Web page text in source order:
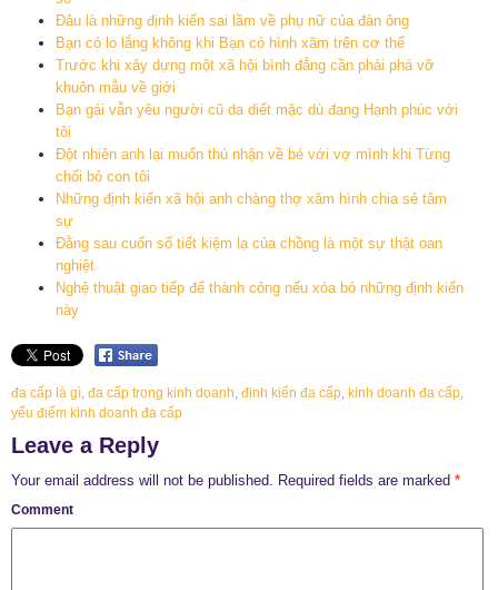
Đâu là những định kiến sai lầm về phụ nữ của đàn ông
Bạn có lo lắng không khi Bạn có hình xăm trên cơ thể
Trước khi xây dựng một xã hội bình đẳng cần phải phá vỡ
khuôn mẫu về giới
Bạn gái vẫn yêu người cũ da diết mặc dù đang Hạnh phúc với
tôi
Đột nhiên anh lại muốn thú nhận về bé với vợ mình khi Từng
chối bỏ con tôi
Những định kiến xã hội anh chàng thợ xăm hình chia sẻ tâm
sự
Đằng sau cuốn sổ tiết kiệm lạ của chồng là một sự thật oan
nghiệt
Nghệ thuật giao tiếp để thành công nếu xóa bỏ những định kiến
này
đa cấp là gì, đa cấp trong kinh doanh, định kiến đa cấp, kinh doanh đa cấp,
yếu điểm kinh doanh đa cấp
Leave a Reply
Your email address will not be published. Required fields are marked *
Comment